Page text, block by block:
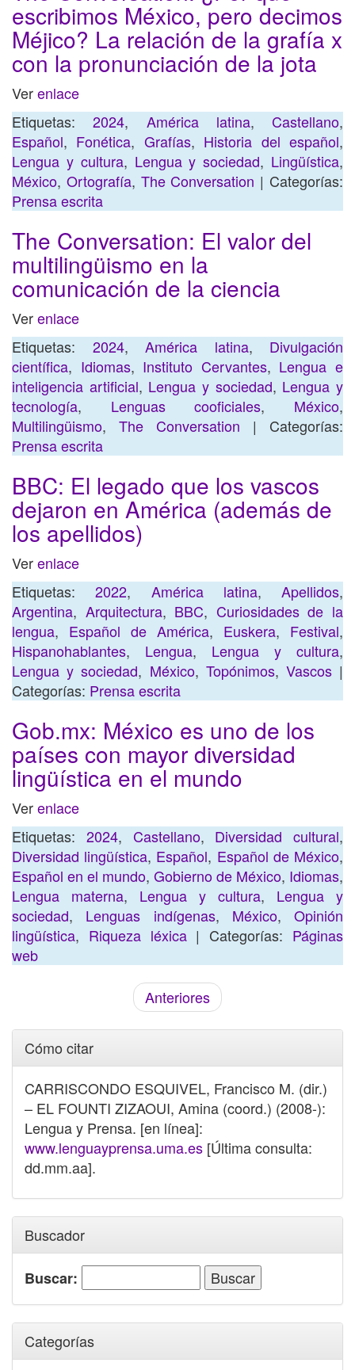
escribimos México, pero decimos
Méjico? La relación de la grafía x
con la pronunciación de la jota
Verenlace
Etiquetas:2024, América latina, Castellano,
Español, Fonética, Grafías, Historia del español,
Lengua y cultura, Lengua y sociedad, Lingüística,
México, Ortografía, The Conversation | Categorías:
Prensa escrita
The Conversation: El valor del
multilingüismo en la
comunicación de la ciencia
Verenlace
Etiquetas: 2024, América latina, Divulgación
científica, Idiomas, Instituto Cervantes, Lengua e
inteligencia artificial, Lengua y sociedad, Lengua y
tecnología, Lenguas cooficiales, México,
Multilingüismo, The Conversation | Categorías:
Prensa escrita
BBC: El legado que los vascos
dejaron en América (además de
los apellidos)
Verenlace
Etiquetas:2022, América latina, Apellidos,
Argentina, Arquitectura, BBC, Curiosidades de la
lengua, Español de América, Euskera, Festival,
Hispanohablantes, Lengua, Lengua y cultura,
Lengua y sociedad, México, Topónimos, Vascos|
Categorías: Prensa escrita
Gob.mx: México es uno de los
países con mayor diversidad
lingüística en el mundo
Verenlace
Etiquetas: 2024, Castellano, Diversidad cultural,
Diversidad lingüística, Español, Español de México,
Español en el mundo, Gobierno de México, Idiomas,
Lengua materna, Lengua y cultura, Lengua y
sociedad, Lenguas indígenas, México, Opinión
lingüística, Riqueza léxica| Categorías: Páginas
web
Anteriores
Cómo citar
CARRISCONDO ESQUIVEL, Francisco M. (dir.)
– EL FOUNTI ZIZAOUI, Amina (coord.) (2008-):
Lengua y Prensa. [en línea]:
www.lenguayprensa.uma.es [Última consulta:
dd.mm.aa].
Buscador
Buscar:
Categorías